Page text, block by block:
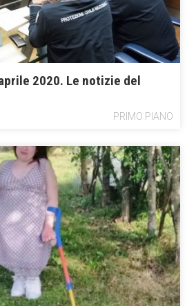
aprile 2020. Le notizie del
PRIMO PIANO